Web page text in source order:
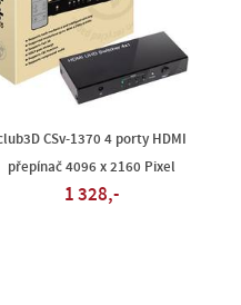
CSv-1370 4 porty HDMI
přepínač 4096 x 2160 Pixel
1 328,-